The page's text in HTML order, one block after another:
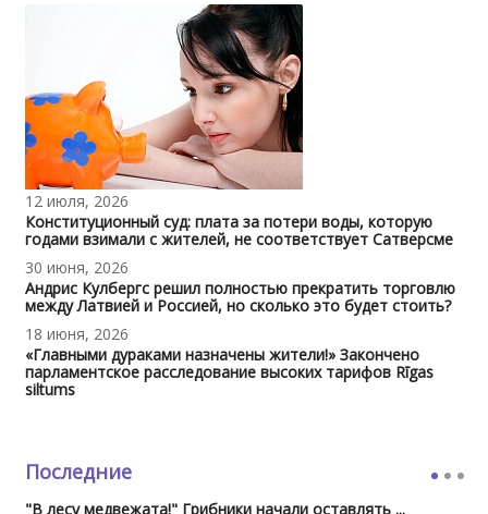
12 июля, 2026
Конституционный суд: плата за потери воды, которую
годами взимали с жителей, не соответствует Сатверсме
30 июня, 2026
Андрис Кулбергс решил полностью прекратить торговлю
между Латвией и Россией, но сколько это будет стоить?
18 июня, 2026
«Главными дураками назначены жители!» Закончено
парламентское расследование высоких тарифов Rīgas
siltums
Последние
"В лесу медвежата!" Грибники начали оставлять ...